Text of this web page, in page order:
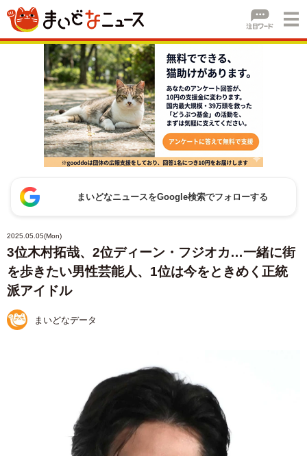
まいどなニュースをGoogle検索でフォローする
2025.05.05(Mon)
3位木村拓哉、2位ディーン・フジオカ…一緒に街
を歩きたい男性芸能人、1位は今をときめく正統
派アイドル
まいどなデータ